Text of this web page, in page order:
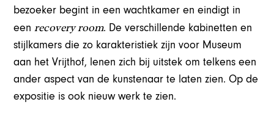
bezoeker begint in een wachtkamer en eindigt in
eenrecovery room. De verschillende kabinetten en
stijlkamers die zo karakteristiek zijn voor Museum
aan het Vrijthof, lenen zich bij uitstek om telkens een
ander aspect van de kunstenaar te laten zien. Op de
expositie is ook nieuw werk te zien.